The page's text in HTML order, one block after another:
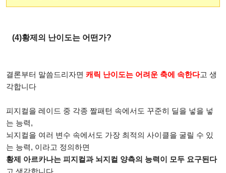
(4)황제의 난이도는 어떤가?
결론부터 말씀드리자면 캐릭 난이도는 어려운 축에 속한다고 생
각합니다
피지컬을 레이드 중 각종 짤패턴 속에서도 꾸준히 딜을 넣을 넣
는 능력,
뇌지컬을 여러 변수 속에서도 가장 최적의 사이클을 굴릴 수 있
는 능력, 이라고 정의하면
황제 아르카나는 피지컬과 뇌지컬 양측의 능력이 모두 요구된다
고 생각합니다